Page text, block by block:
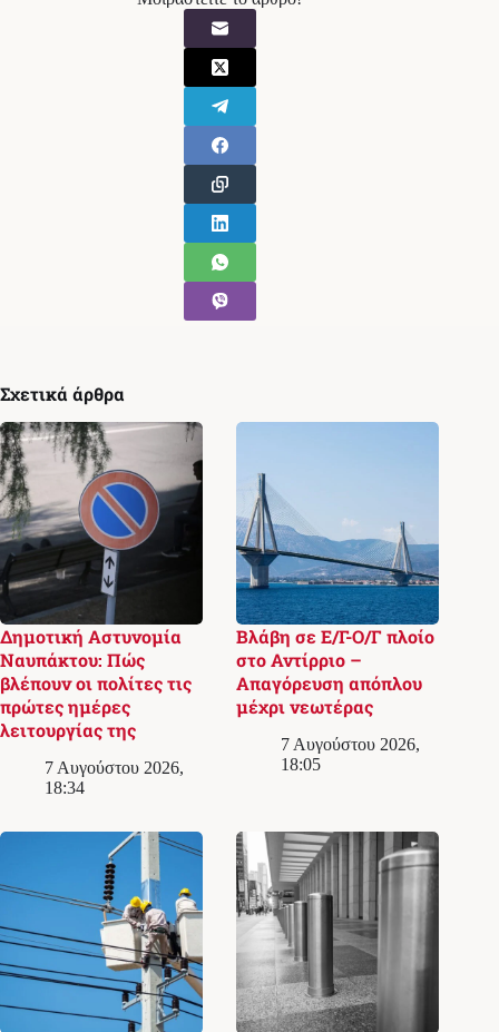
Σχετικά άρθρα
Δημοτική Αστυνομία
Ναυπάκτου: Πώς
βλέπουν οι πολίτες τις
πρώτες ημέρες
λειτουργίας της
7 Αυγούστου 2026,
18:34
Βλάβη σε Ε/Γ-Ο/Γ πλοίο
στο Αντίρριο –
Απαγόρευση απόπλου
μέχρι νεωτέρας
7 Αυγούστου 2026,
18:05